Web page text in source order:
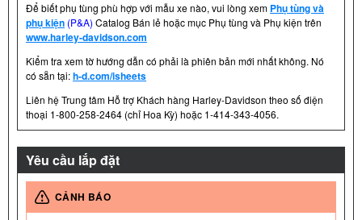
Để biết phụ tùng phù hợp với mẫu xe nào, vui lòng xem Phụ tùng và
phụ kiện (P&A) Catalog Bán lẻ hoặc mục Phụ tùng và Phụ kiện trên
www.harley-davidson.com
Kiểm tra xem tờ hướng dẫn có phải là phiên bản mới nhất không. Nó
có sẵn tại:h-d.com/isheets
Liên hệ Trung tâm Hỗ trợ Khách hàng Harley-Davidson theo số điện
thoại 1-800-258-2464 (chỉ Hoa Kỳ) hoặc 1-414-343-4056.
Yêu cầu lắp đặt
CẢNH BÁO